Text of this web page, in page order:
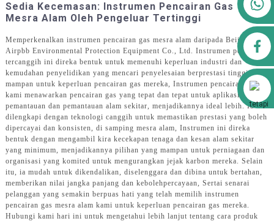
airppb123@gmail.com
Alibaba
Sedia Kecemasan: Instrumen Pencairan Gas
Mesra Alam Oleh Pengeluar Tertinggi
Memperkenalkan instrumen pencairan gas mesra alam daripada Beijing
Airpbb Environmental Protection Equipment Co., Ltd. Instrumen pencairan
tercanggih ini direka bentuk untuk memenuhi keperluan industri dan
kemudahan penyelidikan yang mencari penyelesaian berprestasi tinggi dan
mampan untuk keperluan pencairan gas mereka, Instrumen pencairan gas
kami menawarkan pencairan gas yang tepat dan tepat untuk aplikasi,
pemantauan dan pemantauan alam sekitar, menjadikannya ideal lebih. Ia
dilengkapi dengan teknologi canggih untuk memastikan prestasi yang boleh
dipercayai dan konsisten, di samping mesra alam, Instrumen ini direka
bentuk dengan mengambil kira kecekapan tenaga dan kesan alam sekitar
yang minimum, menjadikannya pilihan yang mampan untuk perniagaan dan
organisasi yang komited untuk mengurangkan jejak karbon mereka. Selain
itu, ia mudah untuk dikendalikan, diselenggara dan dibina untuk bertahan,
memberikan nilai jangka panjang dan kebolehpercayaan, Sertai senarai
pelanggan yang semakin berpuas hati yang telah memilih instrumen
pencairan gas mesra alam kami untuk keperluan pencairan gas mereka.
Hubungi kami hari ini untuk mengetahui lebih lanjut tentang cara produk